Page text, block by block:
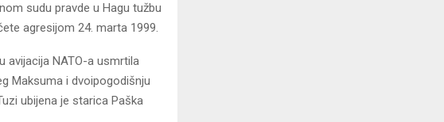
sudu pravde u Hagu tužbu
agresijom 24. marta 1999.
avijacija NATO-a usmrtila
Maksuma i dvoipogodišnju
ubijena je starica Paška